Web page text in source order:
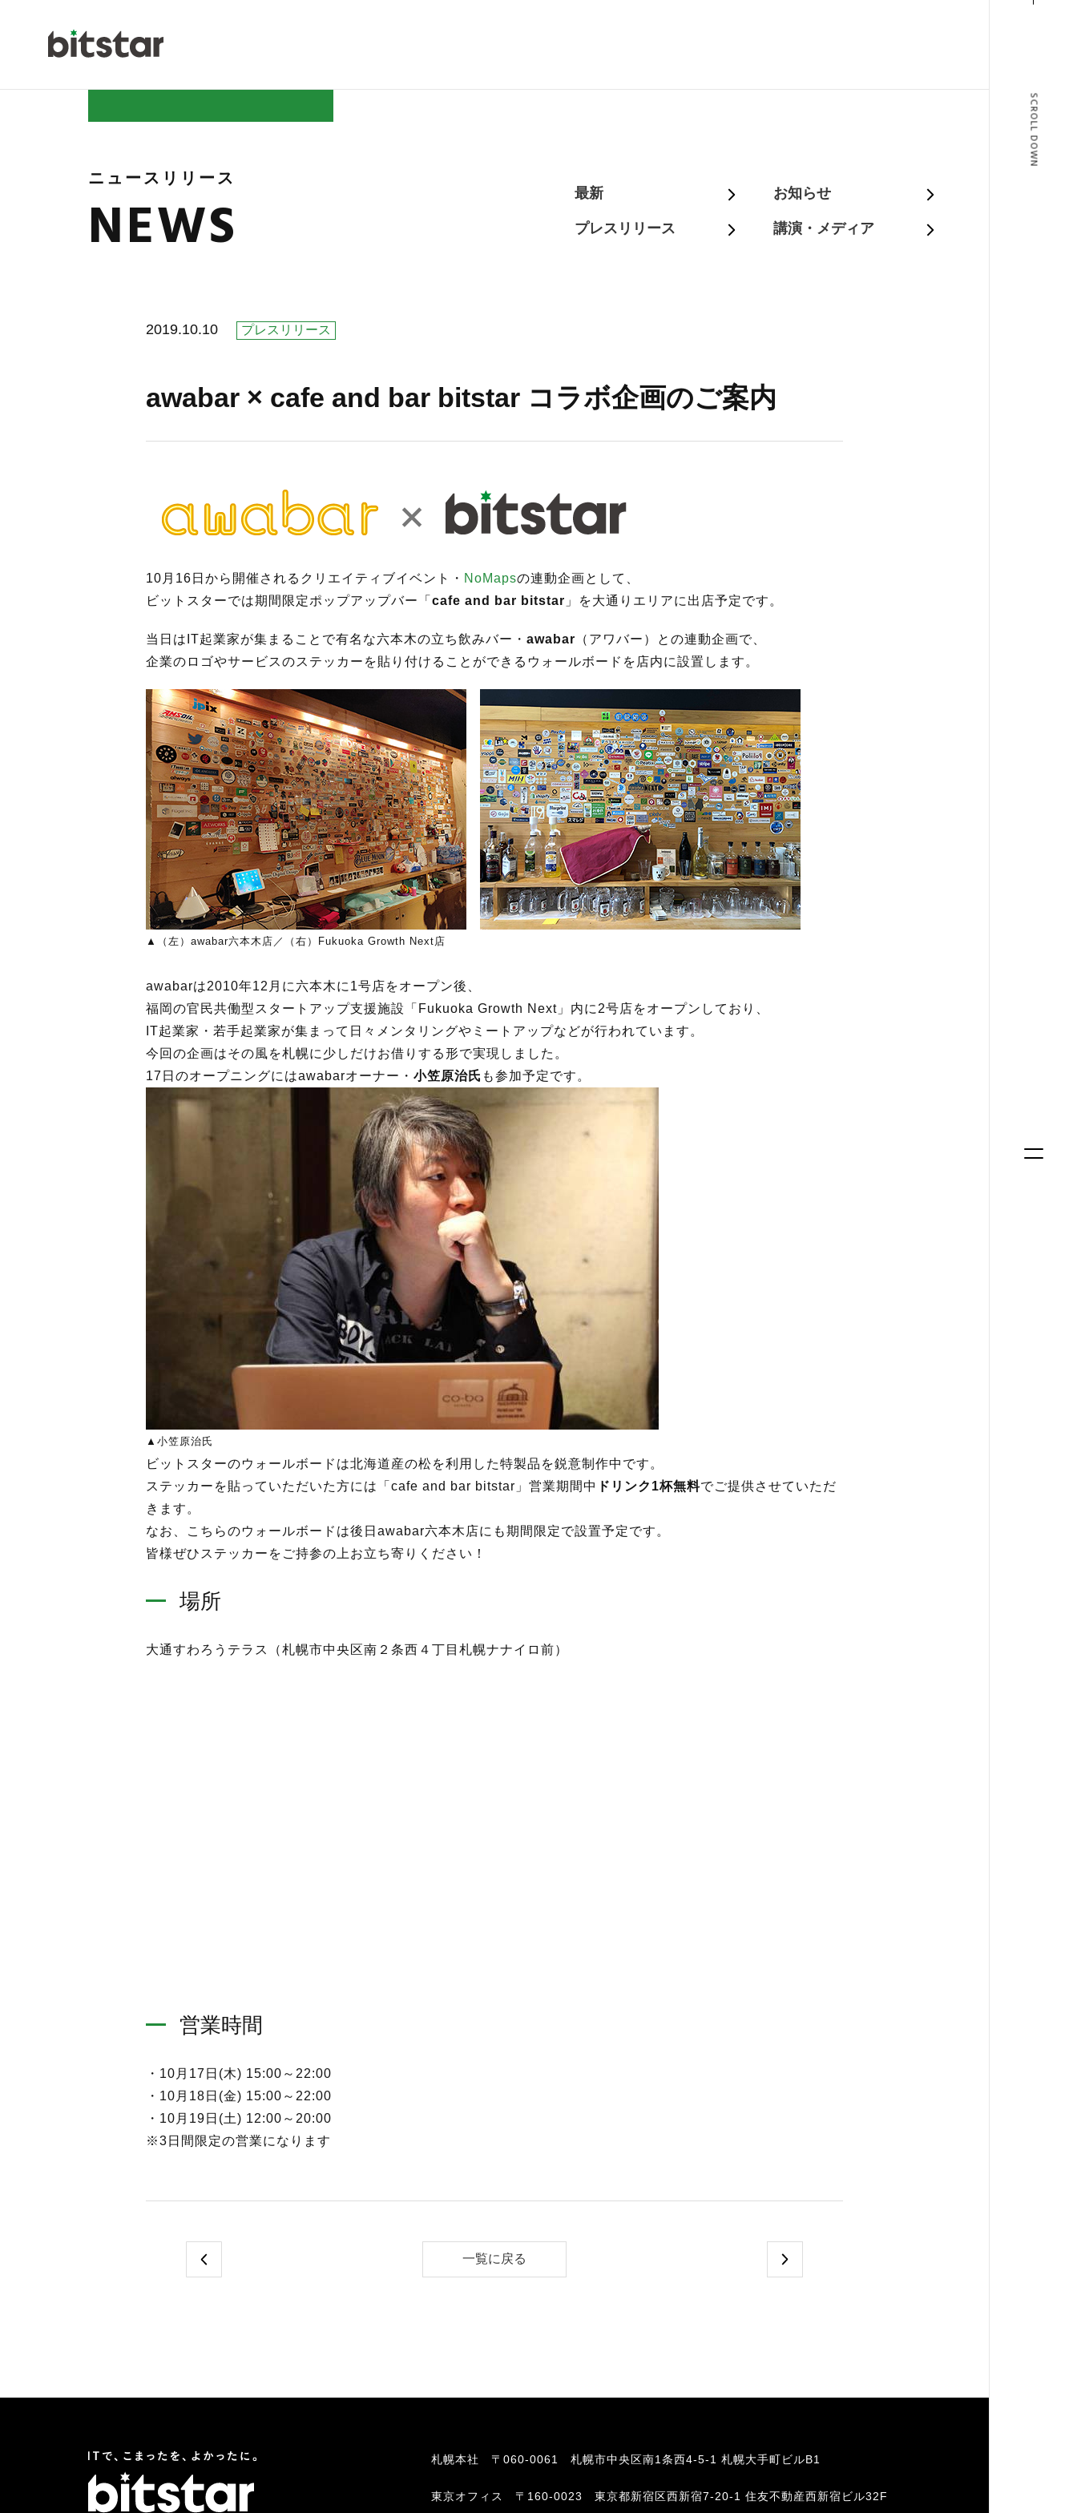
SCROLL DOWN
NEWS
BUSINESS
WORKS
ACTION
RECRUIT
サイトマップ
約款
プライバシーポリシー
ニュースリリース
NEWS 最新 お知らせ
プレスリリース 講演・メディア
2019.10.10 プレスリリース
awabar × cafe and bar bitstar コラボ企画のご案内
10月16日から開催されるクリエイティブイベント・ NoMapsの連動企画として、
ビットスターでは期間限定ポップアップバー「 cafe and bar bitstar 」を大通りエリアに出店予定です。
当日はIT起業家が集まることで有名な六本木の立ち飲みバー・ awabar （アワバー）との連動企画で、
企業のロゴやサービスのステッカーを貼り付けることができるウォールボードを店内に設置します。
▲（左）awabar六本木店／（右）Fukuoka Growth Next店
awabarは2010年12月に六本木に1号店をオープン後、
福岡の官民共働型スタートアップ支援施設「Fukuoka Growth Next」内に2号店をオープンしており、
IT起業家・若手起業家が集まって日々メンタリングやミートアップなどが行われています。
今回の企画はその風を札幌に少しだけお借りする形で実現しました。
17日のオープニングにはawabarオーナー・ 小笠原治氏 も参加予定です。
▲小笠原治氏
ビットスターのウォールボードは北海道産の松を利用した特製品を鋭意制作中です。
ステッカーを貼っていただいた方には「cafe and bar bitstar」営業期間中 ドリンク1杯無料でご提供させていただ
きます。
なお、こちらのウォールボードは後日awabar六本木店にも期間限定で設置予定です。
皆様ぜひステッカーをご持参の上お立ち寄りください！
場所
大通すわろうテラス（札幌市中央区南２条西４丁目札幌ナナイロ前）
営業時間
・10月17日(木) 15:00～22:00
・10月18日(金) 15:00～22:00
・10月19日(土) 12:00～20:00
※3日間限定の営業になります
一覧に戻る
札幌本社 〒060-0061 札幌市中央区南1条西4-5-1 札幌大手町ビルB1
東京オフィス 〒160-0023 東京都新宿区西新宿7-20-1 住友不動産西新宿ビル32F